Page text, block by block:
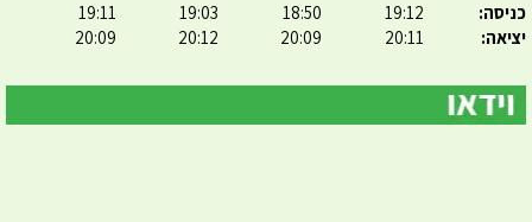
כניסה:
יציאה:
19:12
20:11
18:50
20:09
19:03
20:12
19:11
20:09